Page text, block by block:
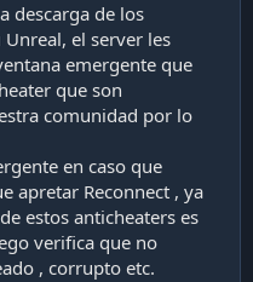
descarga de los
el server les
emergente que
que son
comunidad por lo
en caso que
apretar Reconnect , ya
estos anticheaters es
verifica que no
, corrupto etc.